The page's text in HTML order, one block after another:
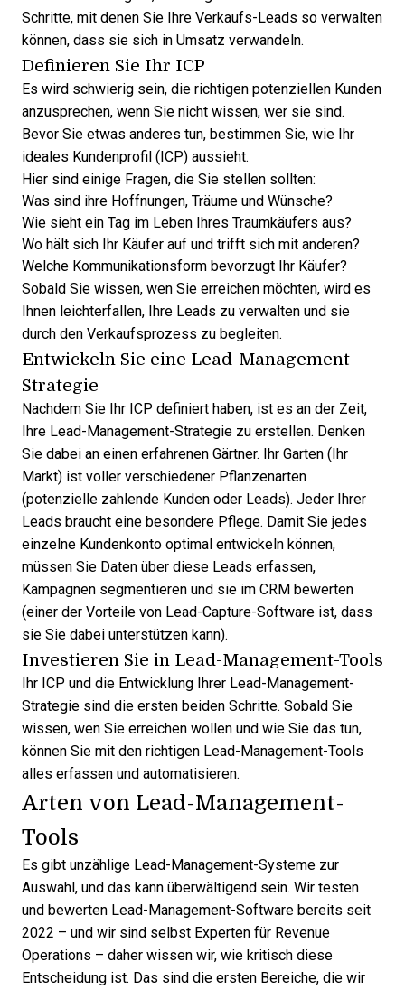
Schritte, mit denen Sie Ihre Verkaufs-Leads so verwalten
können, dass sie sich in Umsatz verwandeln.
Definieren Sie Ihr ICP
Es wird schwierig sein, die richtigen potenziellen Kunden
anzusprechen, wenn Sie nicht wissen, wer sie sind.
Bevor Sie etwas anderes tun, bestimmen Sie, wie Ihr
ideales Kundenprofil (ICP) aussieht.
Hier sind einige Fragen, die Sie stellen sollten:
Was sind ihre Hoffnungen, Träume und Wünsche?
Wie sieht ein Tag im Leben Ihres Traumkäufers aus?
Wo hält sich Ihr Käufer auf und trifft sich mit anderen?
Welche Kommunikationsform bevorzugt Ihr Käufer?
Sobald Sie wissen, wen Sie erreichen möchten, wird es
Ihnen leichterfallen, Ihre Leads zu verwalten und sie
durch den Verkaufsprozess zu begleiten.
Entwickeln Sie eine Lead-Management-
Strategie
Nachdem Sie Ihr ICP definiert haben, ist es an der Zeit,
Ihre Lead-Management-Strategie zu erstellen. Denken
Sie dabei an einen erfahrenen Gärtner. Ihr Garten (Ihr
Markt) ist voller verschiedener Pflanzenarten
(potenzielle zahlende Kunden oder Leads). Jeder Ihrer
Leads braucht eine besondere Pflege. Damit Sie jedes
einzelne Kundenkonto optimal entwickeln können,
müssen Sie Daten über diese Leads erfassen,
Kampagnen segmentieren und sie im CRM bewerten
(einer der Vorteile von Lead-Capture-Software ist, dass
sie Sie dabei unterstützen kann).
Investieren Sie in Lead-Management-Tools
Ihr ICP und die Entwicklung Ihrer Lead-Management-
Strategie sind die ersten beiden Schritte. Sobald Sie
wissen, wen Sie erreichen wollen und wie Sie das tun,
können Sie mit den richtigen Lead-Management-Tools
alles erfassen und automatisieren.
Arten von Lead-Management-
Tools
Es gibt unzählige Lead-Management-Systeme zur
Auswahl, und das kann überwältigend sein. Wir testen
und bewerten Lead-Management-Software bereits seit
2022 – und wir sind selbst Experten für Revenue
Operations – daher wissen wir, wie kritisch diese
Entscheidung ist. Das sind die ersten Bereiche, die wir